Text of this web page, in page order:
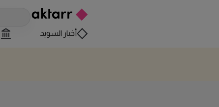
أخبار السويد